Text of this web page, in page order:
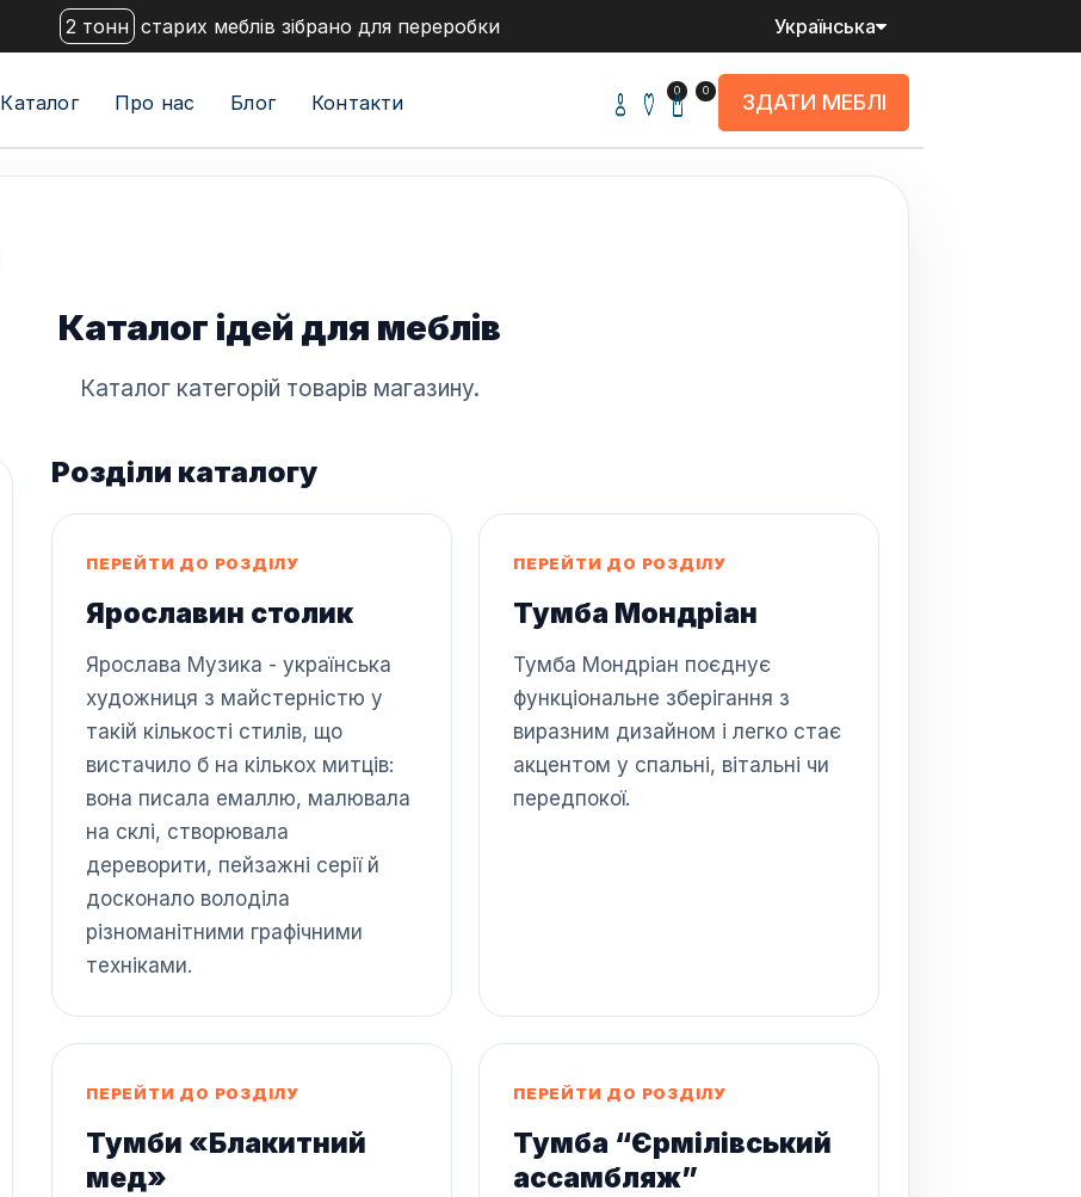
2 тонн старих меблів зібрано для переробки Українська
Каталог Про нас Блог Контакти
0 0 ЗДАТИ МЕБЛІ
Каталог ідей для меблів
Каталог категорій товарів магазину.
Розділи каталогу
ПЕРЕЙТИ ДО РОЗДІЛУ
Ярославин столик
Ярослава Музика - українська
художниця з майстерністю у
такій кількості стилів, що
вистачило б на кількох митців:
вона писала емаллю, малювала
на склі, створювала
дереворити, пейзажні серії й
досконало володіла
різноманітними графічними
техніками.
ПЕРЕЙТИ ДО РОЗДІЛУ
Тумба Мондріан
Тумба Мондріан поєднує
функціональне зберігання з
виразним дизайном і легко стає
акцентом у спальні, вітальні чи
передпокої.
ПЕРЕЙТИ ДО РОЗДІЛУ
Тумби «Блакитний
мед»
ПЕРЕЙТИ ДО РОЗДІЛУ
Тумба “Єрмілівський
ассамбляж”